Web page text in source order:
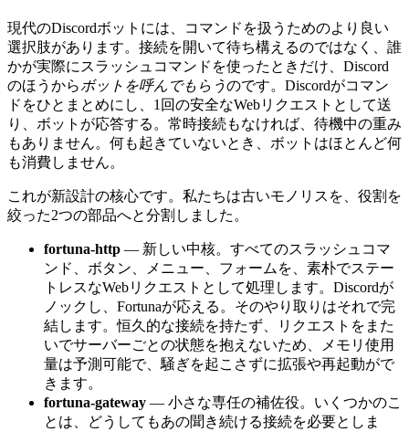
現代のDiscordボットには、コマンドを扱うためのより良い
選択肢があります。接続を開いて待ち構えるのではなく、誰
かが実際にスラッシュコマンドを使ったときだけ、Discord
のほうからボットを呼んでもらうのです。Discordがコマン
ドをひとまとめにし、1回の安全なWebリクエストとして送
り、ボットが応答する。常時接続もなければ、待機中の重み
もありません。何も起きていないとき、ボットはほとんど何
も消費しません。
これが新設計の核心です。私たちは古いモノリスを、役割を
絞った2つの部品へと分割しました。
fortuna-http — 新しい中核。すべてのスラッシュコマ
ンド、ボタン、メニュー、フォームを、素朴でステー
トレスなWebリクエストとして処理します。Discordが
ノックし、Fortunaが応える。そのやり取りはそれで完
結します。恒久的な接続を持たず、リクエストをまた
いでサーバーごとの状態を抱えないため、メモリ使用
量は予測可能で、騒ぎを起こさずに拡張や再起動がで
きます。
fortuna-gateway — 小さな専任の補佐役。いくつかのこ
とは、どうしてもあの聞き続ける接続を必要としま